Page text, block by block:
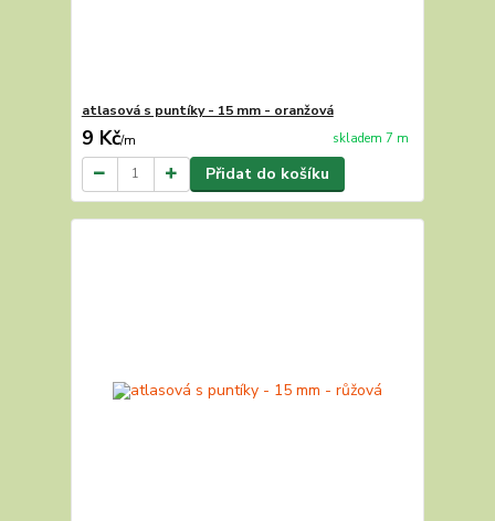
atlasová s puntíky - 15 mm - oranžová
9 Kč/m skladem 7 m
Přidat do košíku